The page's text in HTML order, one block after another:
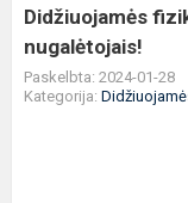
Didžiuojamės
nugalėtojais!
Paskelbta: 2024-01-28
Kategorija: